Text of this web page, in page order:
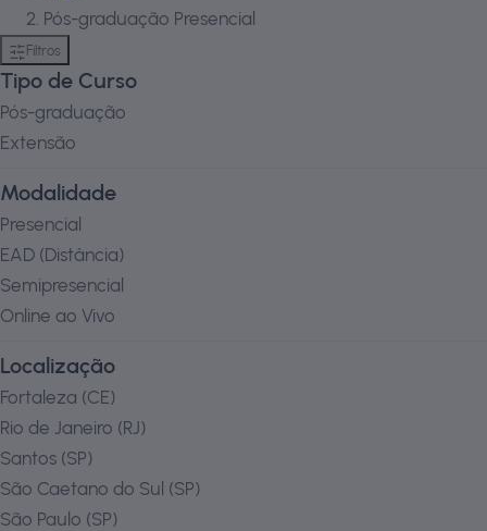
Pós-graduação Presencial
Filtros
Tipo de Curso
Pós-graduação
Extensão
Modalidade
Presencial
EAD (Distância)
Semipresencial
Online ao Vivo
Localização
Fortaleza (CE)
Rio de Janeiro (RJ)
Santos (SP)
São Caetano do Sul (SP)
São Paulo (SP)